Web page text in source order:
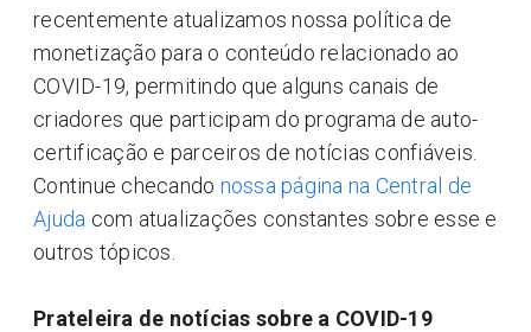
recentemente atualizamos nossa política de
monetização para o conteúdo relacionado ao
COVID-19, permitindo que alguns canais de
criadores que participam do programa de auto-
certificação e parceiros de notícias confiáveis.
Continue checando nossa página na Central de
Ajuda com atualizações constantes sobre esse e
outros tópicos.
Prateleira de notícias sobre a COVID-19